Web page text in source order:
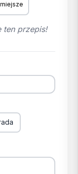
ten przepis!